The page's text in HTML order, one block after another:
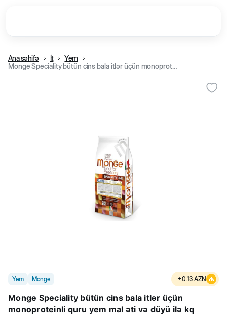
Ana səhifə İt
Yem
Monge Speciality bütün cins bala itlər üçün monoproteinli quru yem mal əti və düyü ilə kq
Yem Monge +0.13 AZN
Monge Speciality bütün cins bala itlər üçün
monoproteinli quru yem mal əti və düyü ilə kq